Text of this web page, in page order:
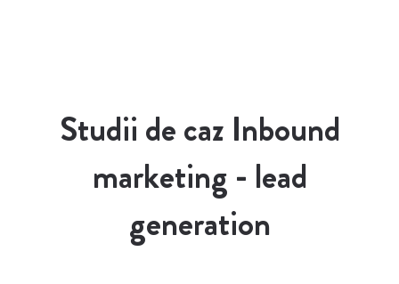
Studii de caz Inbound
marketing - lead
generation